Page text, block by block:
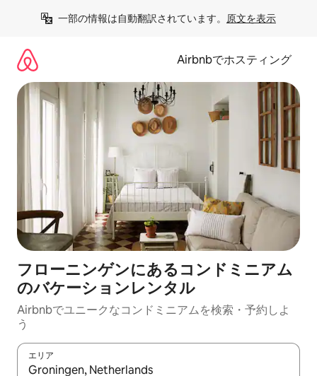
一部の情報は自動翻訳されています。 原文を表示
Airbnbでホスティング
フローニンゲンにあるコンドミニアム
のバケーションレンタル
Airbnbでユニークなコンドミニアムを検索・予約しよ
う
エリア
検索結果が表示されたら、上下の矢印キーを使って移動するか